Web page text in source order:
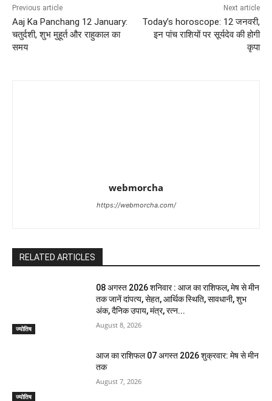
Previous article
Aaj Ka Panchang 12 January:
चतुर्दशी, शुभ मुहूर्त और राहुकाल का
समय
Next article
Today’s horoscope: 12 जनवरी,
इन पांच राशियों पर सूर्यदेव की होगी
कृपा
webmorcha
https://webmorcha.com/
RELATED ARTICLES
ज्योतिष
08 अगस्त 2026 शनिवार : आज का राशिफल, मेष से मीन
तक जानें दांपत्य, सेहत, आर्थिक स्थिति, सावधानी, शुभ
अंक, दैनिक उपाय, मंत्र, रत्न...
August 8, 2026
ज्योतिष
आज का राशिफल 07 अगस्त 2026 शुक्रवार: मेष से मीन
तक
August 7, 2026